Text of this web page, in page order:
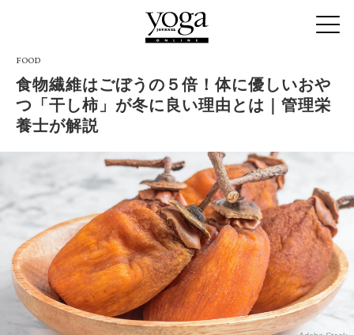
FOOD
食物繊維はごぼうの５倍！体に優しいおや
つ「干し柿」が冬に良い理由とは｜管理栄
養士が解説